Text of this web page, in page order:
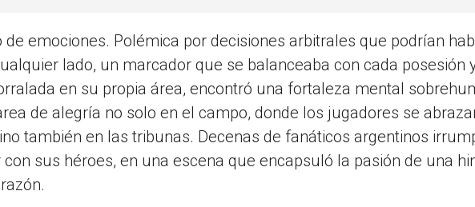
emociones. Polémica por decisiones arbitrales que podrían
lado, un marcador que se balanceaba con cada posesión
en su propia área, encontró una fortaleza mental
de alegría no solo en el campo, donde los jugadores se
también en las tribunas. Decenas de fanáticos argentinos
sus héroes, en una escena que encapsuló la pasión de una